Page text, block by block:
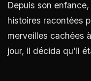
Depuis son
histoires racontées
merveilles cachées
jour, il décida qu’il